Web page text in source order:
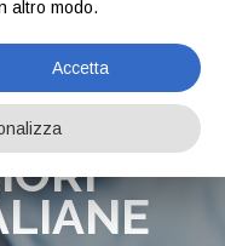
–
PER
altro modo.
Accetta